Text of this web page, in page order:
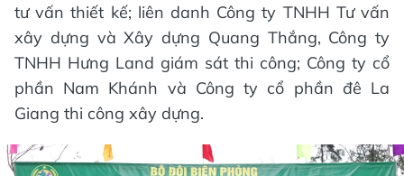
tư vấn thiết kế; liên danh Công ty TNHH Tư vấn
xây dựng và Xây dựng Quang Thắng, Công ty
TNHH Hưng Land giám sát thi công; Công ty cổ
phần Nam Khánh và Công ty cổ phần đê La
Giang thi công xây dựng.